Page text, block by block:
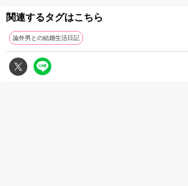
関連するタグはこちら
論外男との結婚生活日記